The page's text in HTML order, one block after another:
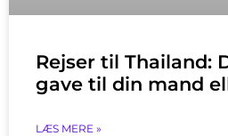
Rejser til Thailand:
gave til din mand
LÆS MERE »